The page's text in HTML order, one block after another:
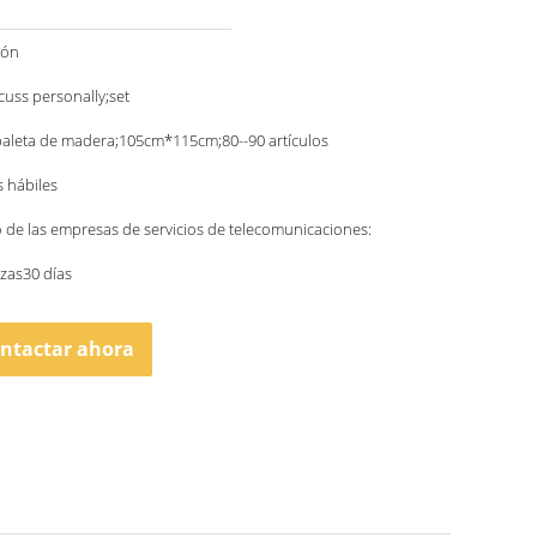
personally;set
de madera;105cm*115cm;80--90 artículos
hábiles
de las empresas de servicios de telecomunicaciones:
días
ahora